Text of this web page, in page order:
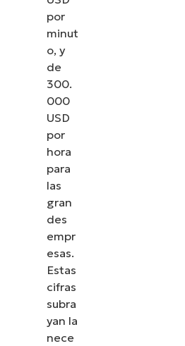
por
minut
o, y
de
300.
000
USD
por
hora
para
las
gran
des
empr
esas.
Estas
cifras
subra
yan la
nece